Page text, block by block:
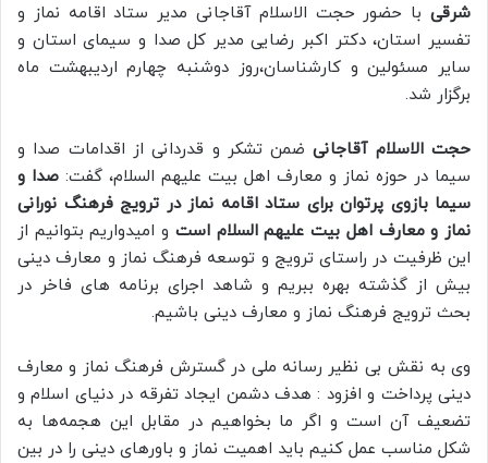
شرقی با حضور حجت الاسلام آقاجانی مدیر ستاد اقامه نماز و
تفسیر استان، دکتر اکبر رضایی مدیر کل صدا و سیمای استان و
سایر مسئولین و کارشناسان،روز دوشنبه چهارم اردیبهشت ماه
برگزار شد.
حجت الاسلام آقاجانیضمن تشکر و قدردانی از اقدامات صدا و
سیما در حوزه نماز و معارف اهل بیت علیهم السلام، گفت: صدا و
سیما بازوی پرتوان برای ستاد اقامه نماز در ترویج فرهنگ نورانی
نماز و معارف اهل بیت علیهم السلام است و امیدواریم بتوانیم از
این ظرفیت در راستای ترویج و توسعه فرهنگ نماز و معارف دینی
بیش از گذشته بهره ببریم و شاهد اجرای برنامه های فاخر در
بحث ترویج فرهنگ نماز و معارف دینی باشیم.
وی به نقش بی نظیر رسانه ملی در گسترش فرهنگ نماز و معارف
دینی پرداخت و افزود : هدف دشمن ایجاد تفرقه در دنیای اسلام و
تضعیف آن است و اگر ما بخواهیم در مقابل این هجمه‌ها به
شکل مناسب عمل کنیم باید اهمیت نماز و باورهای دینی را در بین